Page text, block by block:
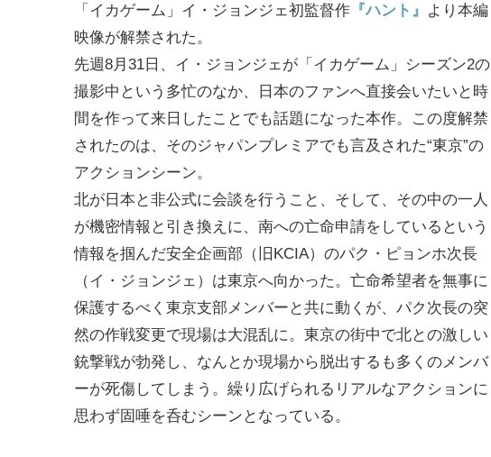
「イカゲーム」イ・ジョンジェ初監督作 『ハント』 より本編
映像が解禁された。
先週8月31日、イ・ジョンジェが「イカゲーム」シーズン2の
撮影中という多忙のなか、日本のファンへ直接会いたいと時
間を作って来日したことでも話題になった本作。この度解禁
されたのは、そのジャパンプレミアでも言及された“東京”の
アクションシーン。
北が日本と非公式に会談を行うこと、そして、その中の一人
が機密情報と引き換えに、南への亡命申請をしているという
情報を掴んだ安全企画部（旧KCIA）のパク・ピョンホ次長
（イ・ジョンジェ）は東京へ向かった。亡命希望者を無事に
保護するべく東京支部メンバーと共に動くが、パク次長の突
然の作戦変更で現場は大混乱に。東京の街中で北との激しい
銃撃戦が勃発し、なんとか現場から脱出するも多くのメンバ
ーが死傷してしまう。繰り広げられるリアルなアクションに
思わず固唾を呑むシーンとなっている。